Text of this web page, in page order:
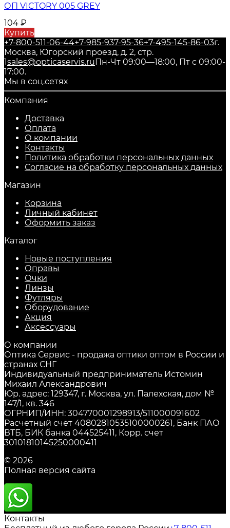
ОП VICTORY 005 GREY
104 ₽
Купить
+7-800-511-06-44+7-985-937-95-36+7-495-145-86-03г.
Москва, Югорский проезд, д. 2, стр.
1sales@opticaservis.ruПн-Чт 09:00—18:00, Пт с 09:00-
17:00.
Мы в соц.сетях
Компания
Доставка
Оплата
О компании
Контакты
Политика обработки персональных данных
Согласие на обработку персональных данных
Магазин
Корзина
Личный кабинет
Оформить заказ
Каталог
Новые поступления
Оправы
Очки
Линзы
Футляры
Оборудование
Акция
Аксессуары
О компании
Оптика Сервис - продажа оптики оптом в России и
странах СНГ
Индивидуальный предприниматель Истомин
Михаил Александрович
Юр. адрес: 129347, г. Москва, ул. Палехская, дом №
147/1, кв. 346
ОГРНИП/ИНН: 304770001298913/511000091602
Расчетный счет 40802810535100000261, Банк ПАО
ВТБ, БИК банка 044525411, Корр. счет
30101810145250000411
© 2026
Полная версия сайта
Контакты